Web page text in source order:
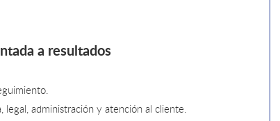
a resultados
legal, administración y atención al cliente.